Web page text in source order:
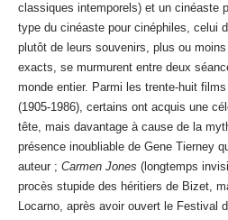
classiques intemporels) et un cinéaste
type du cinéaste pour cinéphiles, celui
plutôt de leurs souvenirs, plus ou
exacts, se murmurent entre deux
monde entier. Parmi les trente-huit
(1905-1986), certains ont acquis une
tête, mais davantage à cause de la
présence inoubliable de Gene Tierney
auteur ; Carmen Jones (longtemps
procès stupide des héritiers de Bizet,
Locarno, après avoir ouvert le Festival